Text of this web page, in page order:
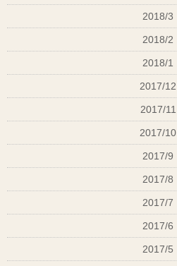
2018/3
2018/2
2018/1
2017/12
2017/11
2017/10
2017/9
2017/8
2017/7
2017/6
2017/5